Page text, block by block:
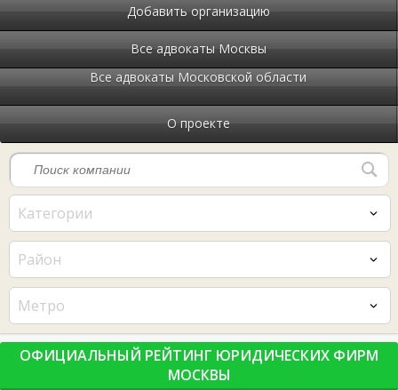
Добавить организацию
Все адвокаты Москвы
Все адвокаты Московской области
О проекте
Категории
Район
Метро
ОФИЦИАЛЬНЫЙ РЕЙТИНГ ЮРИДИЧЕСКИХ ФИРМ
МОСКВЫ